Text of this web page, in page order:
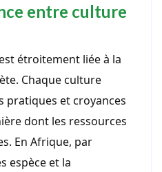
entre culture
étroitement liée à la
Chaque culture
pratiques et croyances
dont les ressources
En Afrique, par
espèce et la